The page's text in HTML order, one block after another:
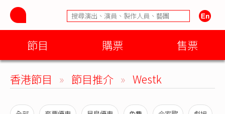
節目 購票 售票
香港節目 » 節目推介 » Westk